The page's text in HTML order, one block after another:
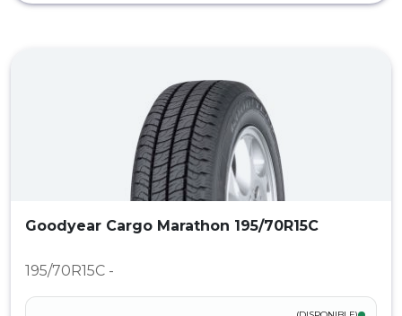
Goodyear Cargo Marathon 195/70R15C
195/70R15C -